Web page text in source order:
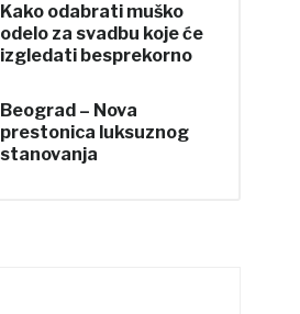
Kako odabrati muško
odelo za svadbu koje će
izgledati besprekorno
Beograd – Nova
prestonica luksuznog
stanovanja